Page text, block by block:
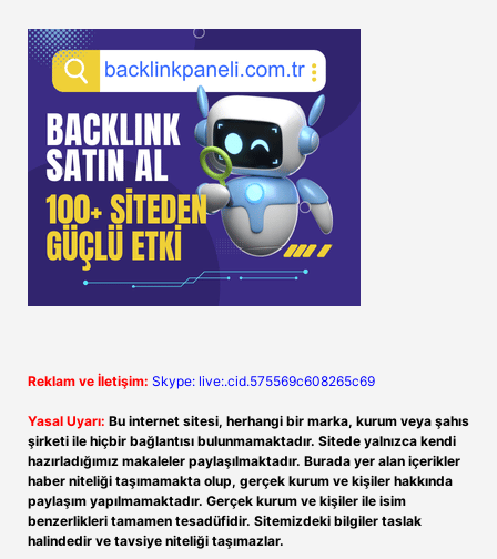
Reklam ve İletişim: Skype: live:.cid.575569c608265c69
Yasal Uyarı: Bu internet sitesi, herhangi bir marka, kurum veya şahıs
şirketi ile hiçbir bağlantısı bulunmamaktadır. Sitede yalnızca kendi
hazırladığımız makaleler paylaşılmaktadır. Burada yer alan içerikler
haber niteliği taşımamakta olup, gerçek kurum ve kişiler hakkında
paylaşım yapılmamaktadır. Gerçek kurum ve kişiler ile isim
benzerlikleri tamamen tesadüfidir. Sitemizdeki bilgiler taslak
halindedir ve tavsiye niteliği taşımazlar.